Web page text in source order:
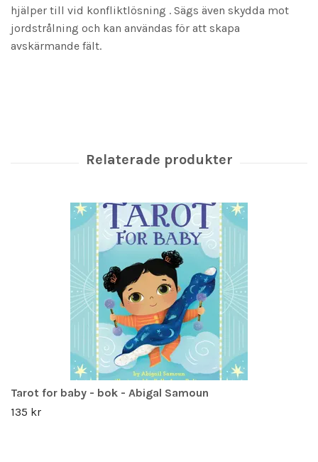
hjälper till vid konfliktlösning . Sägs även skydda mot
jordstrålning och kan användas för att skapa
avskärmande fält.
Tarot for baby - bok - Abigal Samoun
135 kr